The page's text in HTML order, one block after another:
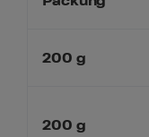
200 g
200 g